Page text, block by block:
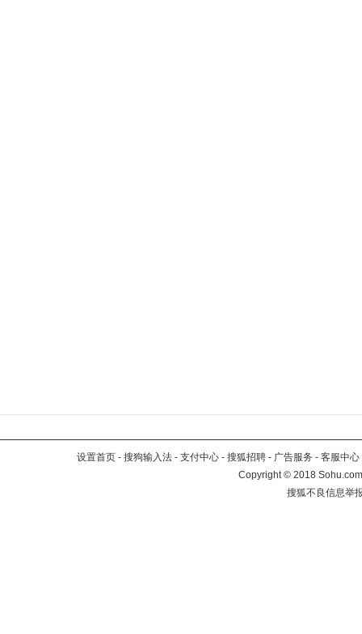
设置首页 - 搜狗输入法 - 支付中心 - 搜狐招聘 - 广告服务 - 客服中心
Copyright©2018
搜狐不良信息举